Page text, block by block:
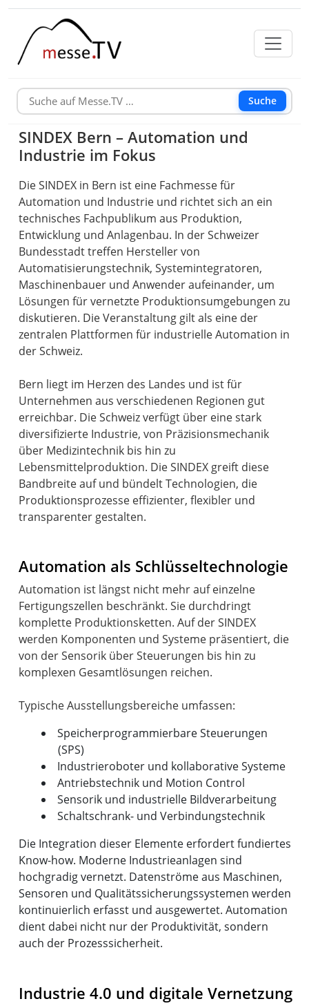
Suche
SINDEX Bern – Automation und
Industrie im Fokus
Die SINDEX in Bern ist eine Fachmesse für
Automation und Industrie und richtet sich an ein
technisches Fachpublikum aus Produktion,
Entwicklung und Anlagenbau. In der Schweizer
Bundesstadt treffen Hersteller von
Automatisierungstechnik, Systemintegratoren,
Maschinenbauer und Anwender aufeinander, um
Lösungen für vernetzte Produktionsumgebungen zu
diskutieren. Die Veranstaltung gilt als eine der
zentralen Plattformen für industrielle Automation in
der Schweiz.
Bern liegt im Herzen des Landes und ist für
Unternehmen aus verschiedenen Regionen gut
erreichbar. Die Schweiz verfügt über eine stark
diversifizierte Industrie, von Präzisionsmechanik
über Medizintechnik bis hin zu
Lebensmittelproduktion. Die SINDEX greift diese
Bandbreite auf und bündelt Technologien, die
Produktionsprozesse effizienter, flexibler und
transparenter gestalten.
Automation als Schlüsseltechnologie
Automation ist längst nicht mehr auf einzelne
Fertigungszellen beschränkt. Sie durchdringt
komplette Produktionsketten. Auf der SINDEX
werden Komponenten und Systeme präsentiert, die
von der Sensorik über Steuerungen bis hin zu
komplexen Gesamtlösungen reichen.
Speicherprogrammierbare Steuerungen
(SPS)
Industrieroboter und kollaborative Systeme
Antriebstechnik und Motion Control
Sensorik und industrielle Bildverarbeitung
Schaltschrank- und Verbindungstechnik
Die Integration dieser Elemente erfordert fundiertes
Know-how. Moderne Industrieanlagen sind
hochgradig vernetzt. Datenströme aus Maschinen,
Sensoren und Qualitätssicherungssystemen werden
kontinuierlich erfasst und ausgewertet. Automation
dient dabei nicht nur der Produktivität, sondern
auch der Prozesssicherheit.
Industrie 4.0 und digitale Vernetzung